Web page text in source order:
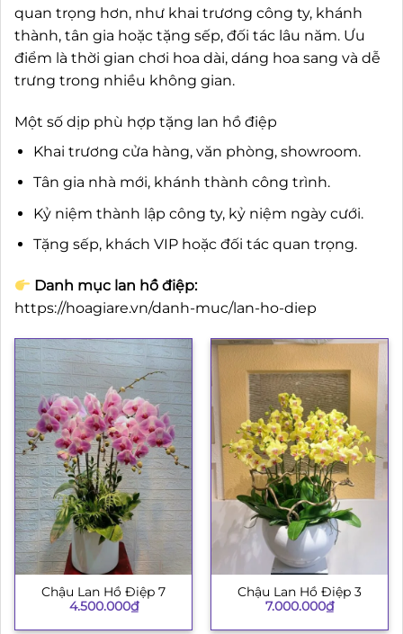
quan trọng hơn, như khai trương công ty, khánh
thành, tân gia hoặc tặng sếp, đối tác lâu năm. Ưu
điểm là thời gian chơi hoa dài, dáng hoa sang và dễ
trưng trong nhiều không gian.
Một số dịp phù hợp tặng lan hồ điệp
Khai trương cửa hàng, văn phòng, showroom.
Tân gia nhà mới, khánh thành công trình.
Kỷ niệm thành lập công ty, kỷ niệm ngày cưới.
Tặng sếp, khách VIP hoặc đối tác quan trọng.
Danh mục lan hồ điệp:
https://hoagiare.vn/danh-muc/lan-ho-diep
Chậu Lan Hồ Điệp 7
4.500.000₫
Chậu Lan Hồ Điệp 3
7.000.000₫